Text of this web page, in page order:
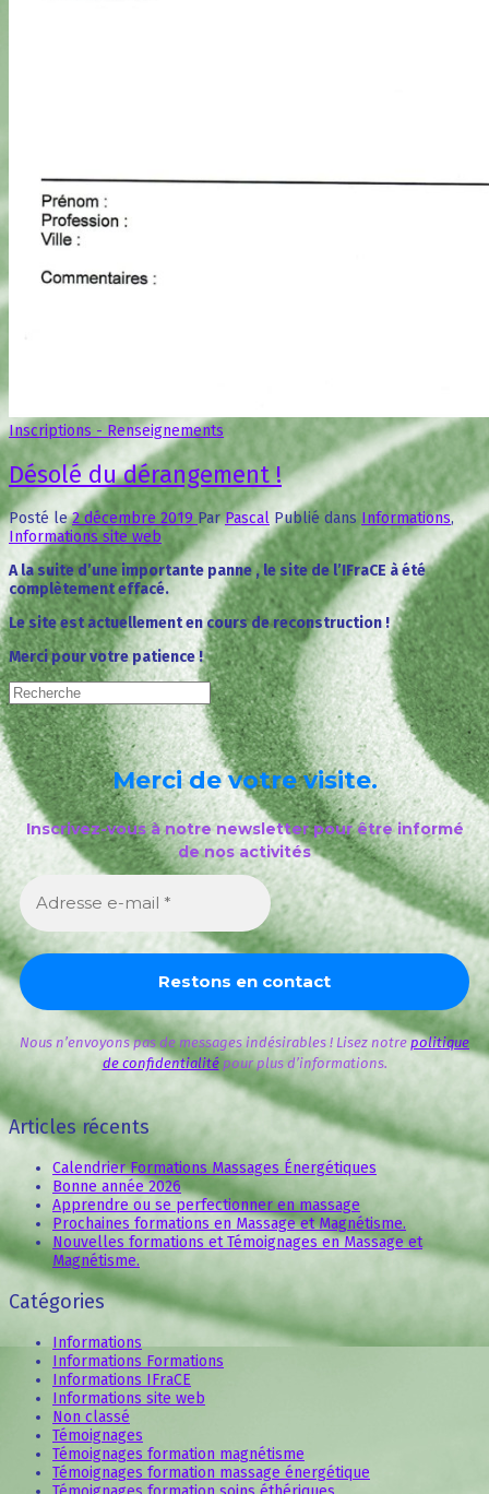
Inscriptions - Renseignements
Désolé du dérangement !
Posté le2 décembre 2019 ParPascal Publié dans Informations,
Informations site web
A la suite d’une importante panne , le site de l’IFraCE à été
complètement effacé.
Le site est actuellement en cours de reconstruction !
Merci pour votre patience !
Merci de votre visite.
Inscrivez-vous à notre newsletter pour être informé
de nos activités
Nous n’envoyons pas de messages indésirables ! Lisez notre politique
de confidentialitépour plus d’informations.
Articles récents
Calendrier Formations Massages Énergétiques
Bonne année 2026
Apprendre ou se perfectionner en massage
Prochaines formations en Massage et Magnétisme.
Nouvelles formations et Témoignages en Massage et
Magnétisme.
Catégories
Informations
Informations Formations
Informations IFraCE
Informations site web
Non classé
Témoignages
Témoignages formation magnétisme
Témoignages formation massage énergétique